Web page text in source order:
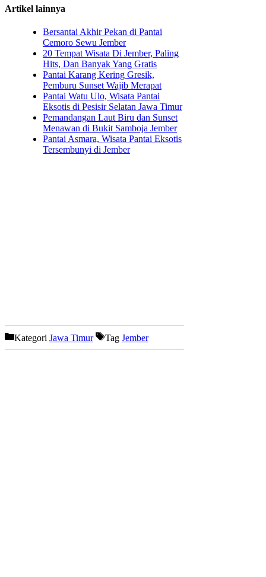
Artikel lainnya
Bersantai Akhir Pekan di Pantai
Cemoro Sewu Jember
20 Tempat Wisata Di Jember, Paling
Hits, Dan Banyak Yang Gratis
Pantai Karang Kering Gresik,
Pemburu Sunset Wajib Merapat
Pantai Watu Ulo, Wisata Pantai
Eksotis di Pesisir Selatan Jawa Timur
Pemandangan Laut Biru dan Sunset
Menawan di Bukit Samboja Jember
Pantai Asmara, Wisata Pantai Eksotis
Tersembunyi di Jember
Kategori Jawa Timur Tag Jember